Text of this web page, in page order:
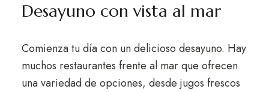
Desayuno con vista al mar
Comienza tu día con un delicioso desayuno. Hay
muchos restaurantes frente al mar que ofrecen
una variedad de opciones, desde jugos frescos